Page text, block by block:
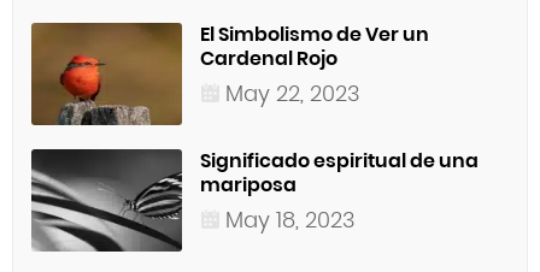
El Simbolismo de Ver un
Cardenal Rojo
May 22, 2023
Significado espiritual de una
mariposa
May 18, 2023